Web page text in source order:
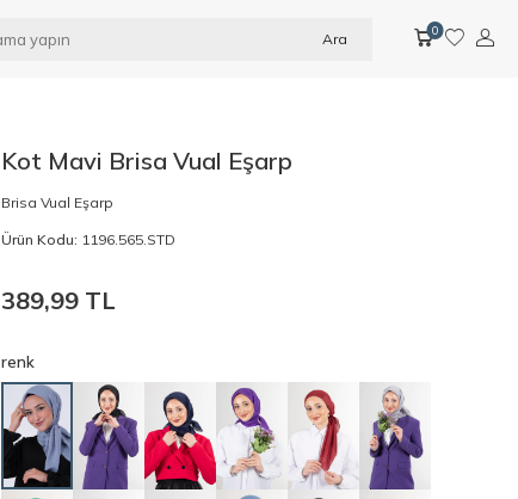
Ara 0
Kot Mavi Brisa Vual Eşarp
Brisa Vual Eşarp
Ürün Kodu: 1196.565.STD
389,99 TL
renk